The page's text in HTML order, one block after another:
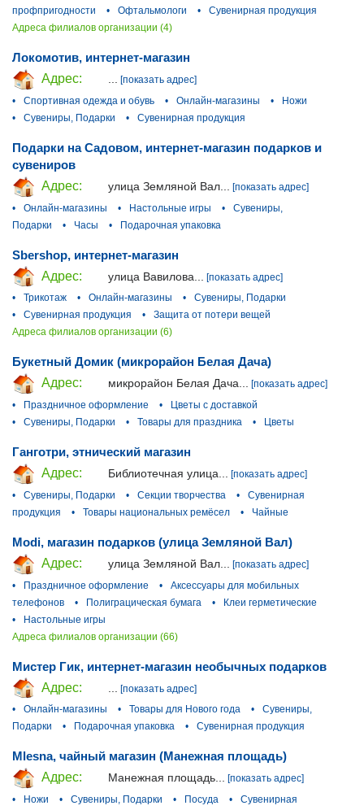
профпригодности
• Офтальмологи •
Сувенирная продукция
Адреса филиалов организации (4)
Локомотив, интернет-магазин
Адрес:
[показать адрес]
•
Спортивная одежда и обувь • Онлайн-магазины •
Ножи
•
Сувениры, Подарки • Сувенирная продукция
Подарки на Садовом, интернет-магазин подарков и
сувениров
Адрес:
улица Земляной Вал...
[показать адрес]
•
Онлайн-магазины • Настольные игры •
Сувениры,
Подарки
• Часы • Подарочная упаковка
Sbershop, интернет-магазин
Адрес:
улица Вавилова...
[показать адрес]
•
Трикотаж • Онлайн-магазины •
Сувениры, Подарки
•
Сувенирная продукция •
Защита от потери вещей
Адреса филиалов организации (6)
Букетный Домик (микрорайон Белая Дача)
Адрес:
микрорайон Белая Дача... [показать адрес]
•
Праздничное оформление •
Цветы с доставкой
•
Сувениры, Подарки • Товары для праздника • Цветы
Ганготри, этнический магазин
Адрес:
Библиотечная улица...
[показать адрес]
•
Сувениры, Подарки • Секции творчества •
Сувенирная
продукция
• Товары национальных ремёсел • Чайные
Modi, магазин подарков (улица Земляной Вал)
Адрес:
улица Земляной Вал...
[показать адрес]
•
Праздничное оформление •
Аксессуары для мобильных
телефонов
• Полиграцическая бумага •
Клеи герметические
•
Настольные игры
Адреса филиалов организации (66)
Мистер Гик, интернет-магазин необычных подарков
Адрес:
[показать адрес]
•
Онлайн-магазины • Товары для Нового года •
Сувениры,
Подарки
• Подарочная упаковка • Сувенирная продукция
Mlesna, чайный магазин (Манежная площадь)
Адрес:
Манежная площадь... [показать адрес]
•
Ножи • Сувениры, Подарки • Посуда •
Сувенирная